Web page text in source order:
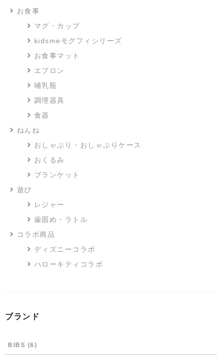
お食事
マグ・カップ
kidsmeモグフィシリーズ
お食事マット
エプロン
哺乳瓶
調理器具
食器
ねんね
おしゃぶり・おしゃぶりケース
おくるみ
ブランケット
遊び
レジャー
歯固め・ラトル
コラボ商品
ディズニーコラボ
ハローキティコラボ
ブランド
BIBS (6)